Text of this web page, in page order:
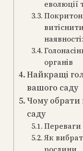
еволюції
наявності:
органів
Найкращі
вашого саду
Чому обрати
саду
Переваги
Як